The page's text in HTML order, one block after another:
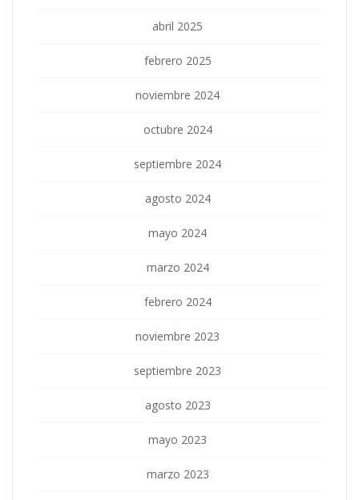
abril 2025
febrero 2025
noviembre 2024
octubre 2024
septiembre 2024
agosto 2024
mayo 2024
marzo 2024
febrero 2024
noviembre 2023
septiembre 2023
agosto 2023
mayo 2023
marzo 2023